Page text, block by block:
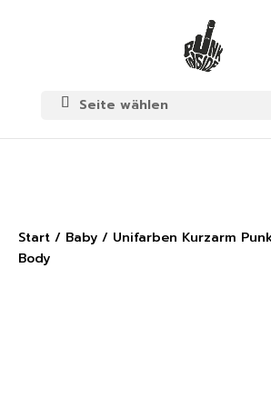
Seite wählen
Start / Baby / Unifarben Kurzarm
Body